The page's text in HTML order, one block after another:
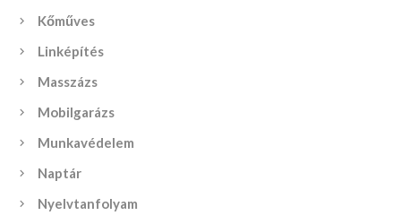
Kőműves
Linképítés
Masszázs
Mobilgarázs
Munkavédelem
Naptár
Nyelvtanfolyam